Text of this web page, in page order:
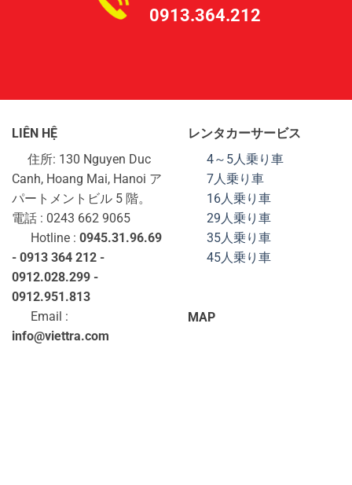
0913.364.212
LIÊN HỆ
住所: 130 Nguyen Duc
Canh, Hoang Mai, Hanoi ア
パートメントビル 5 階。
電話 : 0243 662 9065
Hotline : 0945.31.96.69
- 0913 364 212 -
0912.028.299 -
0912.951.813
Email :
info@viettra.com
レンタカーサービス
4～5人乗り車
7人乗り車
16人乗り車
29人乗り車
35人乗り車
45人乗り車
MAP